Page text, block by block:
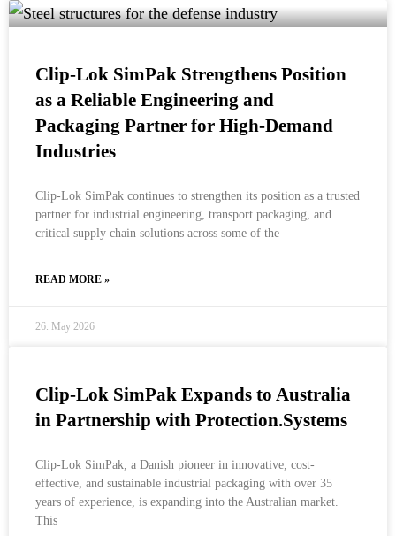
Clip-Lok SimPak Strengthens Position
as a Reliable Engineering and
Packaging Partner for High-Demand
Industries
Clip-Lok SimPak continues to strengthen its position as a trusted
partner for industrial engineering, transport packaging, and
critical supply chain solutions across some of the
READ MORE »
26. May 2026
Clip-Lok SimPak Expands to Australia
in Partnership with Protection.Systems
Clip-Lok SimPak, a Danish pioneer in innovative, cost-
effective, and sustainable industrial packaging with over 35
years of experience, is expanding into the Australian market.
This